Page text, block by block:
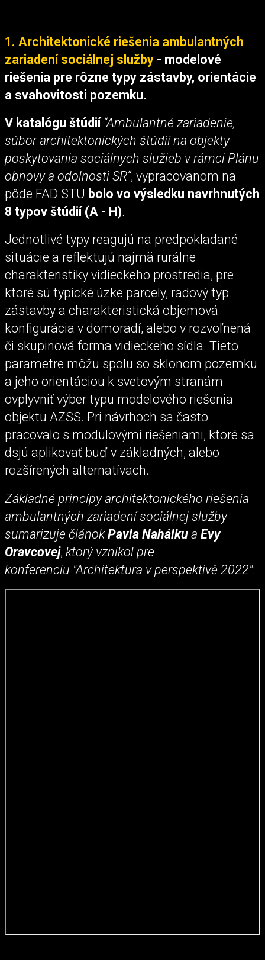
1. Architektonické riešenia ambulantných
zariadení sociálnej služby - modelové
riešenia pre rôzne typy zástavby, orientácie
a svahovitosti pozemku.
V katalógu štúdií “Ambulantné zariadenie,
súbor architektonických štúdií na objekty
poskytovania sociálnych služieb v rámci Plánu
obnovy a odolnosti SR“, vypracovanom na
pôde FAD STU bolo vo výsledku navrhnutých
8 typov štúdií (A - H).
Jednotlivé typy reagujú na predpokladané
situácie a reflektujú najmä rurálne
charakteristiky vidieckeho prostredia, pre
ktoré sú typické úzke parcely, radový typ
zástavby a charakteristická objemová
konfigurácia v domoradí, alebo v rozvoľnená
či skupinová forma vidieckeho sídla. Tieto
parametre môžu spolu so sklonom pozemku
a jeho orientáciou k svetovým stranám
ovplyvniť výber typu modelového riešenia
objektu AZSS. Pri návrhoch sa často
pracovalo s modulovými riešeniami, ktoré sa
dsjú aplikovať buď v základných, alebo
rozšírených alternatívach.
Základné princípy architektonického riešenia
ambulantných zariadení sociálnej služby
sumarizuje článokPavla Nahálku a Evy
Oravcovej, ktorý vznikol pre
konferenciu "Architektura v perspektivě 2022":